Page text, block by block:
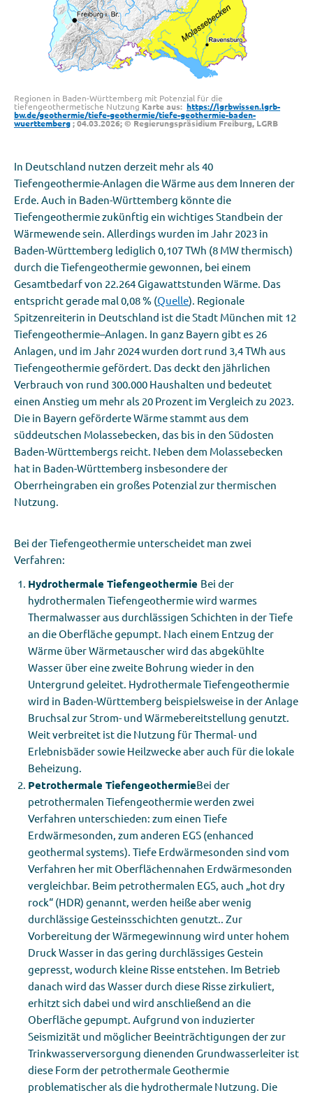
Regionen in Baden-Württemberg mit Potenzial für die
tiefengeothermetische NutzungKarte aus: https://lgrbwissen.lgrb-
bw.de/geothermie/tiefe-geothermie/tiefe-geothermie-baden-
wuerttemberg; 04.03.2026; © Regierungspräsidium Freiburg, LGRB
In Deutschland nutzen derzeit mehr als 40
Tiefengeothermie-Anlagen dieWärmeaus dem Inneren der
Erde. Auch in Baden-Württemberg könntedie
Tiefengeothermiezukünftig ein wichtiges Standbein der
Wärmewendesein. Allerdings wurden im Jahr 2023 in
Baden-Württemberg lediglich 0,107TWh (8 MW thermisch)
durch die Tiefengeothermie gewonnen, bei einem
Gesamtbedarf von 22.264Gigawattstunden Wärme. Das
entspricht gerade mal 0,08% (Quelle). Regionale
Spitzenreiterin in Deutschland ist die Stadt München mit 12
Tiefengeothermie–Anlagen. In ganz Bayern gibt es 26
Anlagen, und im Jahr 2024wurden dort rund 3,4TWh aus
Tiefengeothermie gefördert. Das deckt den jährlichen
Verbrauch von rund 300.000 Haushalten und bedeutet
einen Anstieg um mehr als 20 Prozent im Vergleich zu 2023.
Die in Bayern geförderteWärme stammt aus dem
süddeutschen Molassebecken, das bis in den Südosten
Baden-Württembergs reicht. Neben dem Molassebecken
hat in Baden-Württemberg insbesondereder
Oberrheingraben ein großes Potenzial zur thermischen
Nutzung.
Bei der Tiefengeothermie unterscheidet man zwei
Verfahren:
Hydrothermale Tiefengeothermie Bei der
hydrothermalen Tiefengeothermie wird warmes
Thermalwasser aus durchlässigen Schichten in der Tiefe
an die Oberfläche gepumpt. Nach einem Entzug der
Wärme über Wärmetauscher wird das abgekühlte
Wasser über eine zweite Bohrung wieder in den
Untergrund geleitet. Hydrothermale Tiefengeothermie
wird in Baden-Württemberg beispielsweise in der Anlage
Bruchsal zur Strom- und Wärmebereitstellung genutzt.
Weit verbreitet ist die Nutzung für Thermal- und
Erlebnisbäder sowie Heilzwecke aber auch für die lokale
Beheizung.
Petrothermale TiefengeothermieBei der
petrothermalen Tiefengeothermie werden zwei
Verfahren unterschieden: zum einen Tiefe
Erdwärmesonden, zum anderen EGS (enhanced
geothermal systems). Tiefe Erdwärmesonden sind vom
Verfahren her mit Oberflächennahen Erdwärmesonden
vergleichbar. Beim petrothermalen EGS, auch „hot dry
rock“ (HDR) genannt, werden heiße aber wenig
durchlässige Gesteinsschichten genutzt.. Zur
Vorbereitung der Wärmegewinnung wird unter hohem
Druck Wasser in das gering durchlässiges Gestein
gepresst, wodurch kleine Risse entstehen. Im Betrieb
danach wird das Wasser durch diese Risse zirkuliert,
erhitzt sich dabei und wird anschließend an die
Oberfläche gepumpt. Aufgrund von induzierter
Seismizität und möglicher Beeinträchtigungen der zur
Trinkwasserversorgung dienenden Grundwasserleiter ist
diese Form der petrothermale Geothermie
problematischer als die hydrothermale Nutzung. Die